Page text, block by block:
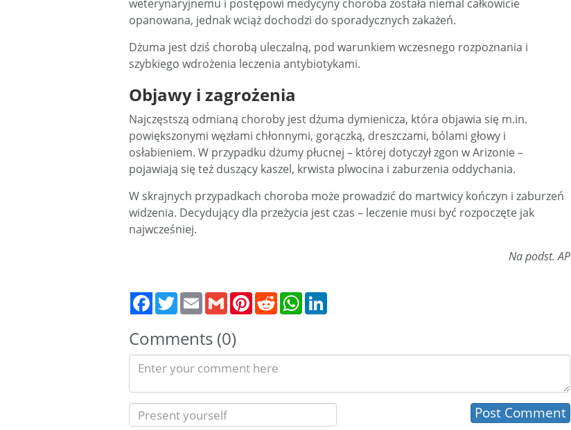
weterynaryjnemu i postępowi medycyny choroba została niemal całkowicie
opanowana, jednak wciąż dochodzi do sporadycznych zakażeń.
Dżuma jest dziś chorobą uleczalną, pod warunkiem wczesnego rozpoznania i
szybkiego wdrożenia leczenia antybiotykami.
Objawy i zagrożenia
Najczęstszą odmianą choroby jest dżuma dymienicza, która objawia się m.in.
powiększonymi węzłami chłonnymi, gorączką, dreszczami, bólami głowy i
osłabieniem. W przypadku dżumy płucnej – której dotyczył zgon w Arizonie –
pojawiają się też duszący kaszel, krwista plwocina i zaburzenia oddychania.
W skrajnych przypadkach choroba może prowadzić do martwicy kończyn i zaburzeń
widzenia. Decydujący dla przeżycia jest czas – leczenie musi być rozpoczęte jak
najwcześniej.
Na podst. AP
TwitterEmail Gmail PinterestRedditWhatsApp
Comments (0)